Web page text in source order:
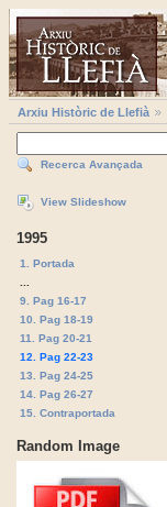
Arxiu Històric de Llefià
Recerca Avançada
View Slideshow
1995
1. Portada
9. Pag 16-17
10. Pag 18-19
11. Pag 20-21
12. Pag 22-23
13. Pag 24-25
14. Pag 26-27
15. Contraportada
Random Image